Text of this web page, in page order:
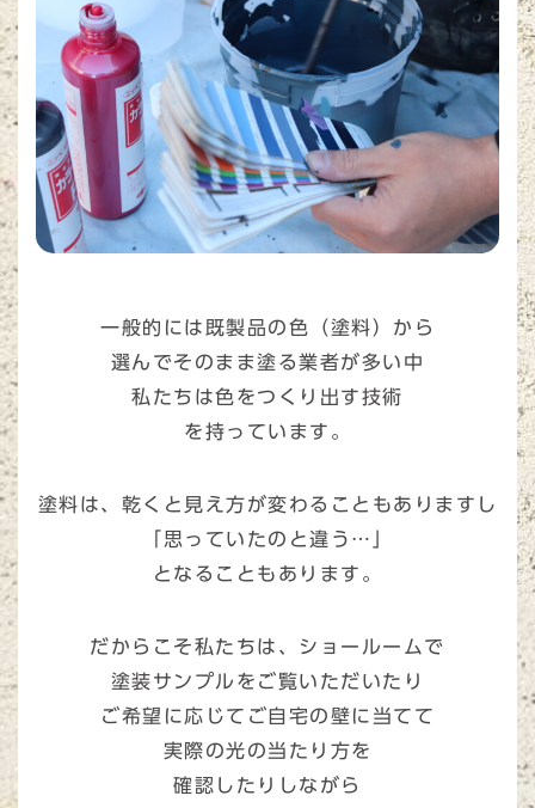
一般的には既製品の色（塗料）から
選んでそのまま塗る業者が多い中
私たちは色をつくり出す技術
を持っています。
塗料は、乾くと見え方が変わる こともありますし
「思っていたのと違う…」
となることもあります。
だからこそ私たちは、ショールームで
塗装サンプル をご覧いただいたり
ご希望に応じて ご自宅の壁に当てて
実際の光の当たり方を
確認したりしながら